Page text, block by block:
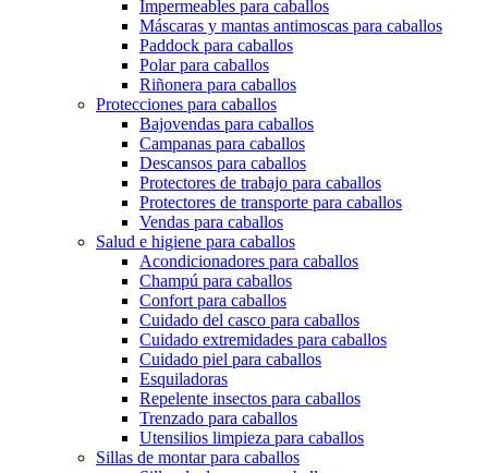
Impermeables para caballos
Máscaras y mantas antimoscas para caballos
Paddock para caballos
Polar para caballos
Riñonera para caballos
Protecciones para caballos
Bajovendas para caballos
Campanas para caballos
Descansos para caballos
Protectores de trabajo para caballos
Protectores de transporte para caballos
Vendas para caballos
Salud e higiene para caballos
Acondicionadores para caballos
Champú para caballos
Confort para caballos
Cuidado del casco para caballos
Cuidado extremidades para caballos
Cuidado piel para caballos
Esquiladoras
Repelente insectos para caballos
Trenzado para caballos
Utensilios limpieza para caballos
Sillas de montar para caballos